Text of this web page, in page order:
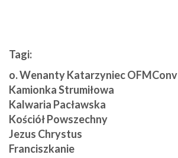
Tagi:
o. Wenanty Katarzyniec OFMConv
Kamionka Strumiłowa
Kalwaria Pacławska
Kościół Powszechny
Jezus Chrystus
Franciszkanie